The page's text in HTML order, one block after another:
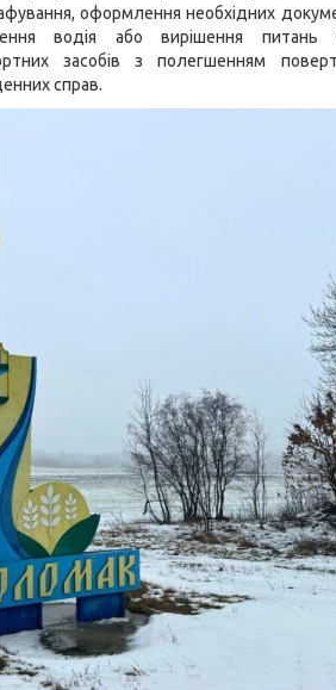
оформлення необхідних
водія або вирішення питань
засобів з полегшенням
справ.